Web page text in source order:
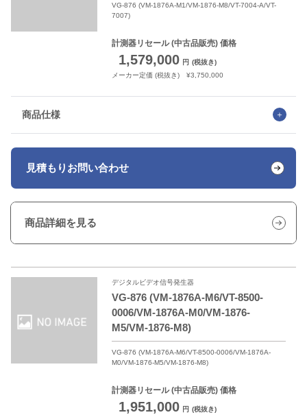
VG-876 (VM-1876A-M1/VM-1876-M8/VT-7004-A/VT-
7007)
計測器リセール(中古品販売) 価格
1,579,000 円 (税抜き)
メーカー定価 (税抜き) ¥3,750,000
商品仕様
見積もり お問い合わせ
商品詳細を見る
デジタルビデオ信号発生器
VG-876 (VM-1876A-M6/VT-8500-
0006/VM-1876A-M0/VM-1876-
M5/VM-1876-M8)
VG-876 (VM-1876A-M6/VT-8500-0006/VM-1876A-
M0/VM-1876-M5/VM-1876-M8)
計測器リセール(中古品販売) 価格
1,951,000 円 (税抜き)